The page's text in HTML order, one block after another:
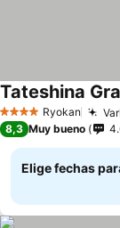
4 EstrellasRyokan
Tateshina
8,3 Muy bueno
Elige fechas